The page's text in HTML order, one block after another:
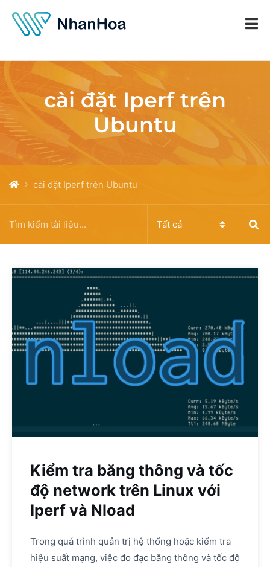
cài đặt Iperf trên
Ubuntu
cài đặt Iperf trên Ubuntu
Kiểm tra băng thông và tốc
độ network trên Linux với
Iperf và Nload
Trong quá trình quản trị hệ thống hoặc kiểm tra
hiệu suất mạng, việc đo đạc băng thông và tốc độ